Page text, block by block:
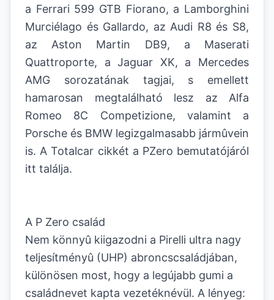
a Ferrari 599 GTB Fiorano, a Lamborghini
Murciélago és Gallardo, az Audi R8 és S8,
az Aston Martin DB9, a Maserati
Quattroporte, a Jaguar XK, a Mercedes
AMG sorozatának tagjai, s emellett
hamarosan megtalálható lesz az Alfa
Romeo 8C Competizione, valamint a
Porsche és BMW legizgalmasabb jármûvein
is. A Totalcar cikkét a PZero bemutatójáról
itt találja.
A P Zero család
Nem könnyû kiigazodni a Pirelli ultra nagy
teljesítményû (UHP) abroncscsaládjában,
különösen most, hogy a legújabb gumi a
családnevet kapta vezetéknévül. A lényeg: